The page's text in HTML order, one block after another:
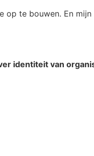
op te bouwen. En
identiteit van